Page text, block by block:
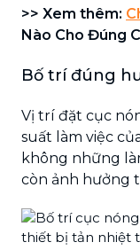
>> Xem thêm:
Nào Cho Đúng
Bố trí đúng
Vị trí đặt cục
suất làm việc
không những
còn ảnh hưởng